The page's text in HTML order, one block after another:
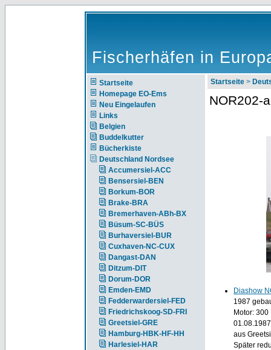
Fischerhäfen in
Startseite
Homepage EO-Ems
Neu Eingelaufen
Links
Belgien
Buddelkutter
Bücherkiste
Deutschland Nordsee
Accumersiel-ACC
Bensersiel-BEN
Borkum-BOR
Brake-BRA
Bremerhaven-ABh-BX
Büsum-SC-BÜS
Burhaversiel-BUR
Cuxhaven-NC-CUX
Dangast-DAN
Ditzum-DIT
Dorum-DOR
Emden-EMD
Fedderwardersiel-FED
Friedrichskoog-SD-FRI
Greetsiel-GRE
Hamburg-HBK-HF-HH
Harlesiel-HAR
Startseite >
NOR202-a
Diashow
1987
Motor:
aus
Später